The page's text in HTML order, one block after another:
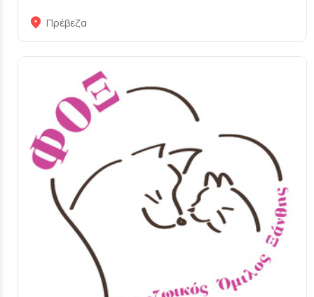
Πρέβεζα